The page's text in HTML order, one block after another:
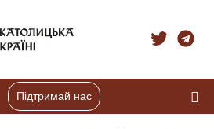
Підтримай нас